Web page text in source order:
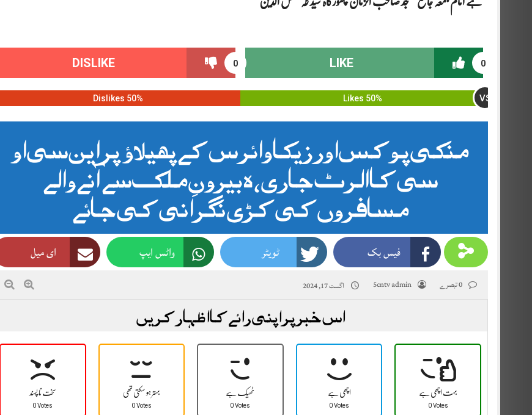
0
LIKE
0
DISLIKE
50% Likes VS
50% Dislikes
منکی پوکس اور زیکا وائرس کے پھیلاؤ پر این سی او
سی کا الرٹ جاری، ہ بیرونِ ملک سے آنے والے
مسافروں کی کڑی نگرانی کی جائے
فیس بک ٹویٹر واٹس ایپ ای میل
5cntv admin اگست 17, 2024
اس خبر پر اپنی رائے کا اظہار کریں
سخت نا پسند
0 Votes
بہتر ہو سکتی تھی
0 Votes
ٹھیک ہے
0 Votes
اچھی ہے
0 Votes
بہت اچھی ہے
0 Votes